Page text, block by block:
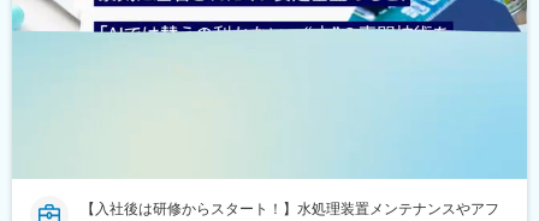
【入社後は研修からスタート！】水処理装置メンテナンスやアフ